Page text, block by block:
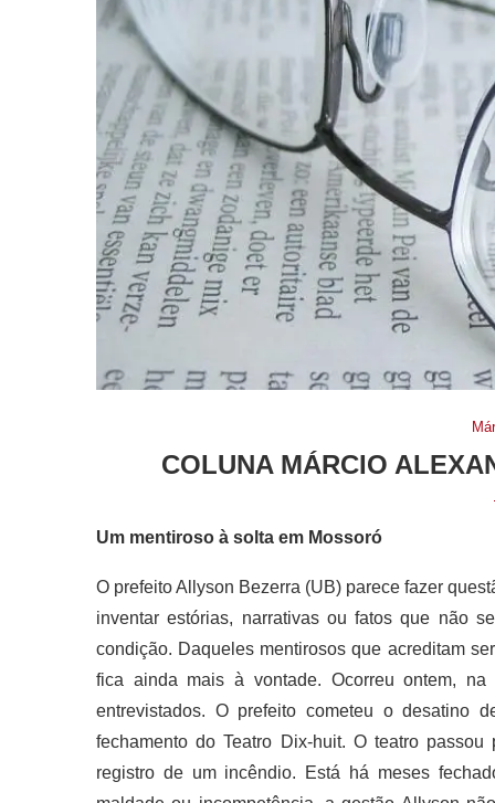
COLUNA MÁRCIO
Um mentiroso à solta em Mossoró
O prefeito Allyson Bezerra (UB) parece fazer
inventar estórias, narrativas ou fatos que não
condição. Daqueles mentirosos que acreditam
fica ainda mais à vontade. Ocorreu ontem,
entrevistados. O prefeito cometeu o desatino
fechamento do Teatro Dix-huit. O teatro
registro de um incêndio. Está há meses